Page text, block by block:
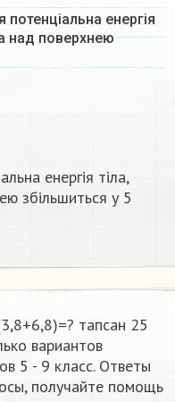
потенціальна енергія
над поверхнею
енергія тіла,
збільшиться у 5
тапсан 25
вариантов
5 - 9 класс. Ответы
получайте помощь